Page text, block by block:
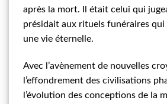
après la mort. Il était celui qui
présidait aux rituels funéraires qui
une vie éternelle.
Avec l’avènement de nouvelles
l’effondrement des civilisations
l’évolution des conceptions de la